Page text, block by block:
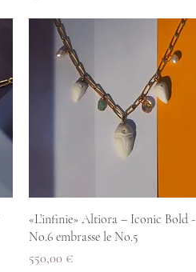
Aperçu rapide
«L’infinie» Altiora – Iconic Bold -
No.6 embrasse le No.5
Prix
550,00 €